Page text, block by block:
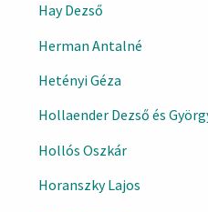
Hay Dezső
Herman Antalné
Hetényi Géza
Hollaender Dezső és
Hollós Oszkár
Horanszky Lajos